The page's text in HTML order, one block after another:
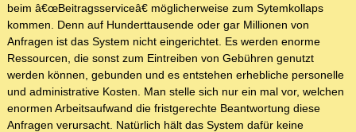
beim â€œBeitragsserviceâ€ möglicherweise zum Sytemkollaps
kommen. Denn auf Hunderttausende oder gar Millionen von
Anfragen ist das System nicht eingerichtet. Es werden enorme
Ressourcen, die sonst zum Eintreiben von Gebühren genutzt
werden können, gebunden und es entstehen erhebliche personelle
und administrative Kosten. Man stelle sich nur ein mal vor, welchen
enormen Arbeitsaufwand die fristgerechte Beantwortung diese
Anfragen verursacht. Natürlich hält das System dafür keine